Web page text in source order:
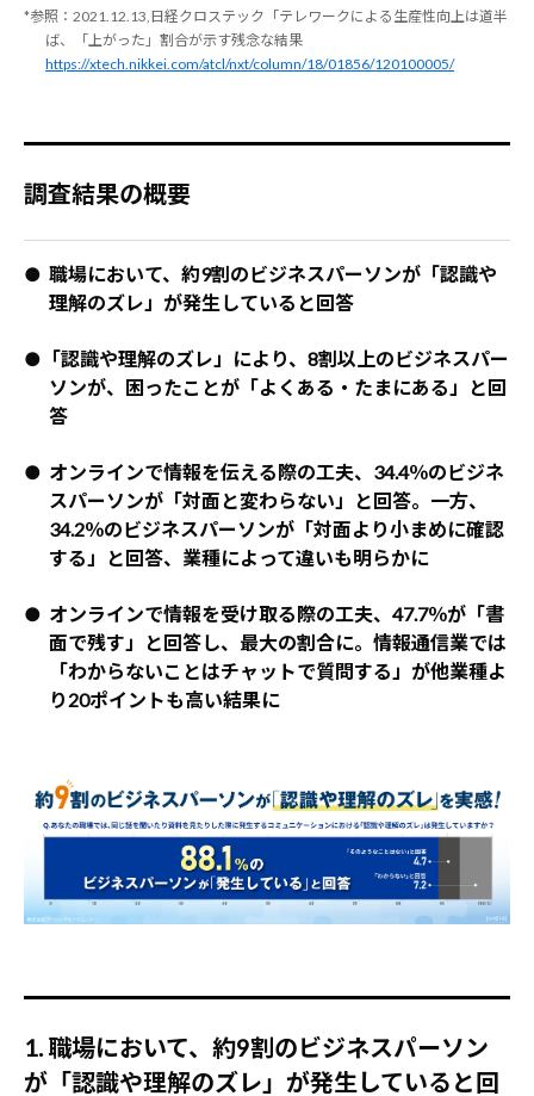
*参照：2021.12.13,日経クロステック「テレワークによる生産性向上は道半
ば、「上がった」割合が示す残念な結果
https://xtech.nikkei.com/atcl/nxt/column/18/01856/120100005/
調査結果の概要
● 職場において、約9割のビジネスパーソンが「認識や
理解のズレ」が発生していると回答
●「認識や理解のズレ」により、8割以上のビジネスパー
ソンが、困ったことが「よくある・たまにある」と回
答
● オンラインで情報を伝える際の工夫、34.4％のビジネ
スパーソンが「対面と変わらない」と回答。一方、
34.2％のビジネスパーソンが「対面より小まめに確認
する」と回答、業種によって違いも明らかに
● オンラインで情報を受け取る際の工夫、47.7％が「書
面で残す」と回答し、最大の割合に。情報通信業では
「わからないことはチャットで質問する」が他業種よ
り20ポイントも高い結果に
1. 職場において、約9割のビジネスパーソン
が「認識や理解のズレ」が発生していると回